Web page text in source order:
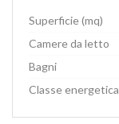
Superficie (mq)
Camere da letto
Bagni
Classe energetica